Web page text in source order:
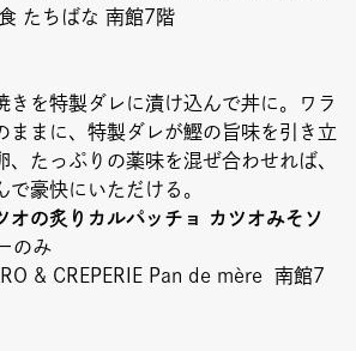
たちばな 南館7階
を特製ダレに漬け込んで丼に。ワラ
ままに、特製ダレが鰹の旨味を引き立
、たっぷりの薬味を混ぜ合わせれば、
で豪快にいただける。
の炙りカルパッチョ カツオみそソ
のみ
& CREPERIE Pan de mère 南館7